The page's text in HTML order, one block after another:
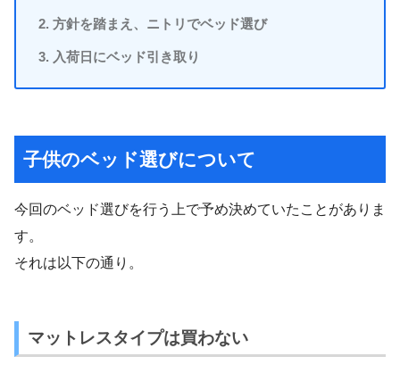
方針を踏まえ、ニトリでベッド選び
入荷日にベッド引き取り
子供のベッド選びについて
今回のベッド選びを行う上で予め決めていたことがありま
す。
それは以下の通り。
マットレスタイプは買わない